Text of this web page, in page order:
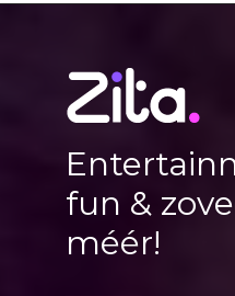
fun &
méér!